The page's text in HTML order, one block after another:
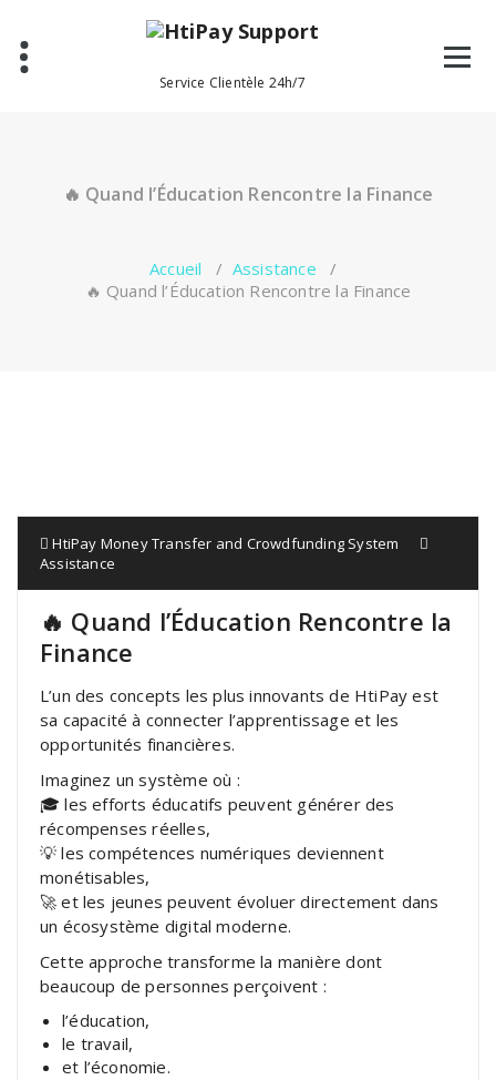
contenu
Service Clientèle 24h/7
🔥 Quand l’Éducation Rencontre la Finance
Accueil / Assistance /
🔥 Quand l’Éducation Rencontre la Finance
HtiPay Money Transfer and Crowdfunding System
Assistance
🔥 Quand l’Éducation Rencontre la
Finance
L’un des concepts les plus innovants de HtiPay est
sa capacité à connecter l’apprentissage et les
opportunités financières.
Imaginez un système où :
🎓 les efforts éducatifs peuvent générer des
récompenses réelles,
💡 les compétences numériques deviennent
monétisables,
🚀 et les jeunes peuvent évoluer directement dans
un écosystème digital moderne.
Cette approche transforme la manière dont
beaucoup de personnes perçoivent :
l’éducation,
le travail,
et l’économie.